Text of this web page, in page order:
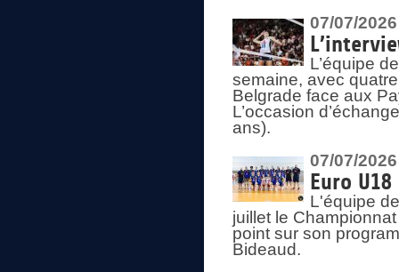
07/07/2026
L’équipe
semaine, avec
Belgrade face aux
L’occasion
ans).
07/07/2026
Euro
L'équipe
juillet le
point sur son
Bideaud.